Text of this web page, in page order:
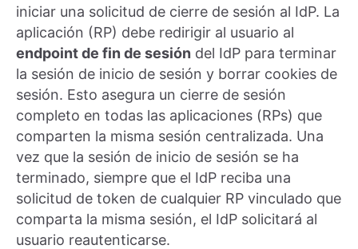
iniciar una solicitud de cierre de sesión al IdP. La
aplicación (RP) debe redirigir al usuario al
endpoint de fin de sesión del IdP para terminar
la sesión de inicio de sesión y borrar cookies de
sesión. Esto asegura un cierre de sesión
completo en todas las aplicaciones (RPs) que
comparten la misma sesión centralizada. Una
vez que la sesión de inicio de sesión se ha
terminado, siempre que el IdP reciba una
solicitud de token de cualquier RP vinculado que
comparta la misma sesión, el IdP solicitará al
usuario reautenticarse.